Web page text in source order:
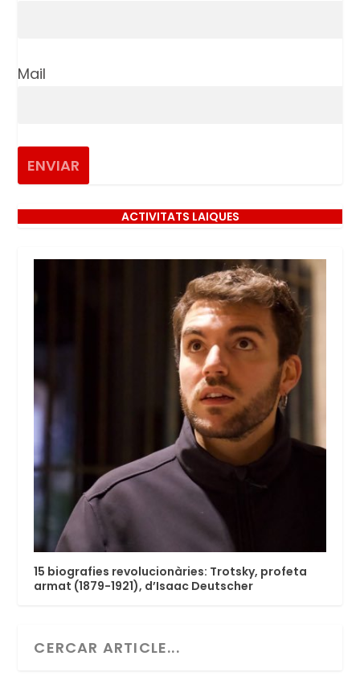
Mail
ACTIVITATS LAIQUES
15 biografies revolucionàries: Trotsky, profeta
armat (1879-1921), d’Isaac Deutscher